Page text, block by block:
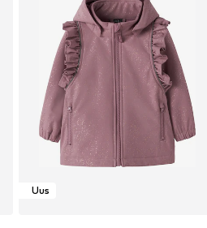
Uus